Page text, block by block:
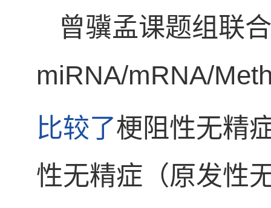
曾骥孟课题组联
miRNA/mRNA/
比较了梗阻性无精
性无精症（原发性